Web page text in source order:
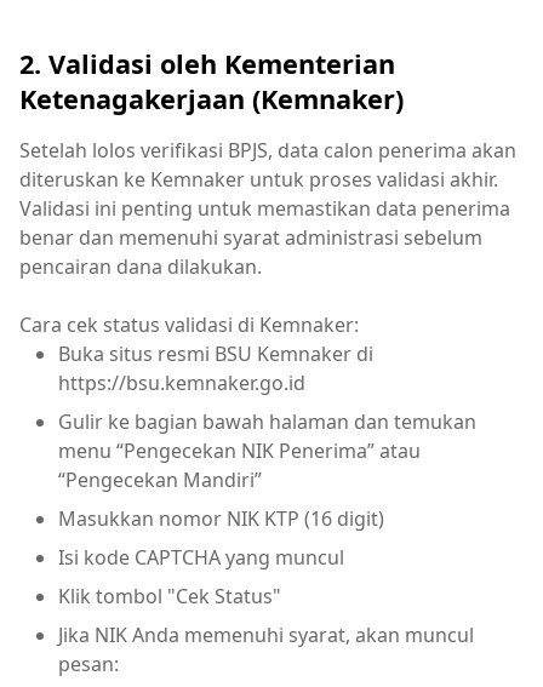
2. Validasi oleh Kementerian
Ketenagakerjaan (Kemnaker)
Setelah lolos verifikasi BPJS, data calon penerima akan
diteruskan ke Kemnaker untuk proses validasi akhir.
Validasi ini penting untuk memastikan data penerima
benar dan memenuhi syarat administrasi sebelum
pencairan dana dilakukan.
Cara cek status validasi di Kemnaker:
Buka situs resmi BSU Kemnaker di
https://bsu.kemnaker.go.id
Gulir ke bagian bawah halaman dan temukan
menu “Pengecekan NIK Penerima” atau
“Pengecekan Mandiri”
Masukkan nomor NIK KTP (16 digit)
Isi kode CAPTCHA yang muncul
Klik tombol "Cek Status"
Jika NIK Anda memenuhi syarat, akan muncul
pesan: